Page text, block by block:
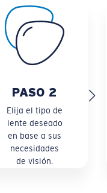
azul-violeta está
por ISO TR
PASO 2
Elija el tipo de
lente deseado
en base a sus
necesidades
de visión.